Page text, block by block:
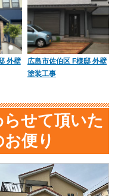
外壁
広島市佐伯区 F様邸 外壁
塗装工事
せて頂いた
便り